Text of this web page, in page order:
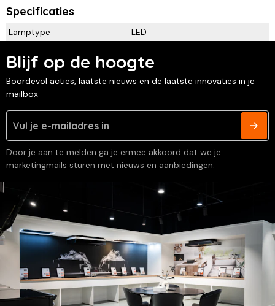
Specificaties
Lamptype LED
Blijf op de hoogte
Boordevol acties, laatste nieuws en de laatste innovaties in je
mailbox
Door je aan te melden ga je ermee akkoord dat we je
marketingmails sturen met nieuws en aanbiedingen.